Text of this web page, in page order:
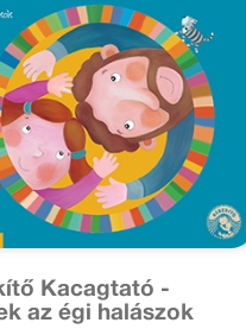
Kacagtató -
az égi halászok